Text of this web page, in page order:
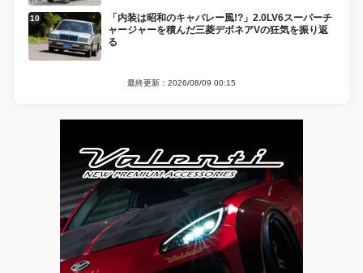
「内装は昭和のキャバレー風!?」2.0LV6スーパーチ
ャージャーを積んだ三菱デボネアVの狂気を振り返
る
最終更新：2026/08/09 00:15